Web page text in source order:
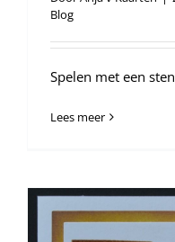
Blog
Spelen met een
Lees meer